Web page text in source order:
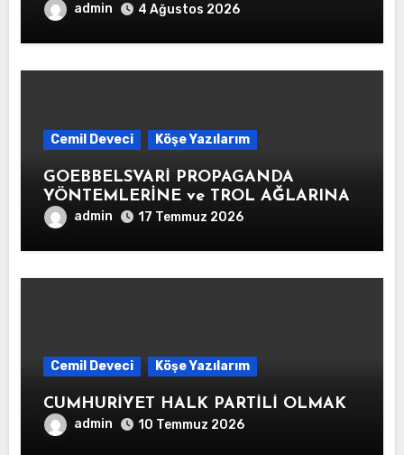
admin 4 Ağustos 2026
Cemil Deveci Köşe Yazılarım
GOEBBELSVARİ PROPAGANDA
YÖNTEMLERİNE ve TROL AĞLARINA
KARŞI SAVUNMA HATLARININ
OLUŞTURULMASI
admin 17 Temmuz 2026
Cemil Deveci Köşe Yazılarım
CUMHURİYET HALK PARTİLİ OLMAK
admin 10 Temmuz 2026